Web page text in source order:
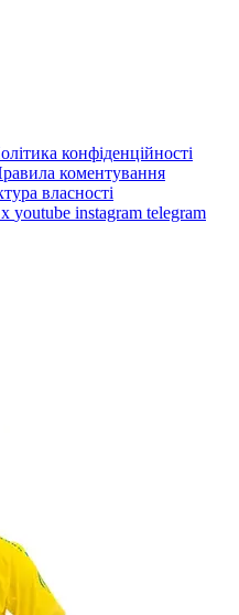
конфіденційності
коментування
власності
x youtube instagram telegram